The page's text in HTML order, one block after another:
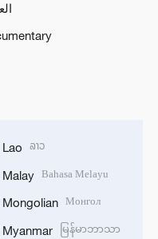
Lao ລາວ
Malay Bahasa Melayu
Mongolian Монгол
Myanmar မြန်မာဘာသာ